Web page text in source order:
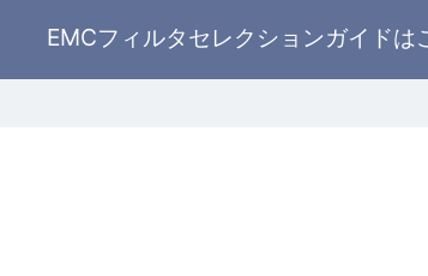
EMCフィルタセレクションガイドは